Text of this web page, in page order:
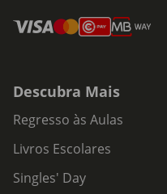
Descubra Mais
Regresso às Aulas
Livros Escolares
Singles' Day